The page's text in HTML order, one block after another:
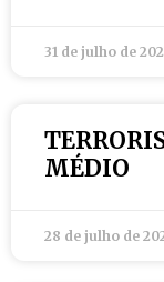
31 de julho de
MÉDIO
28 de julho de